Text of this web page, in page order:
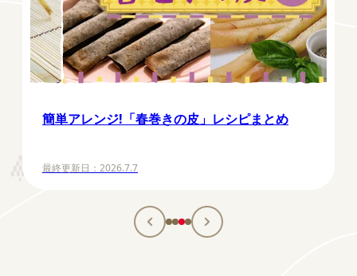
簡単アレンジ!「春巻きの皮」レシピまとめ
最終更新日： 2026.7.7